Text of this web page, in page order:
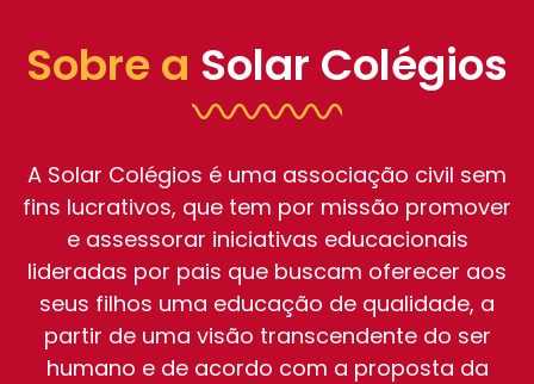
Sobre a Solar Colégios
A Solar Colégios é uma associação civil sem
fins lucrativos, que tem por missão promover
e assessorar iniciativas educacionais
lideradas por pais que buscam oferecer aos
seus filhos uma educação de qualidade, a
partir de uma visão transcendente do ser
humano e de acordo com a proposta da